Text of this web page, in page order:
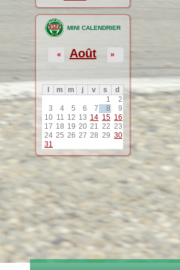
MINI CALENDRIER
Août
« »
m m j v s
d
1
2
3
4 5 6 7 8
9
10 11 12 13 14 15 16
17 18 19 20 21 22 23
24 25 26 27 28 29 30
31